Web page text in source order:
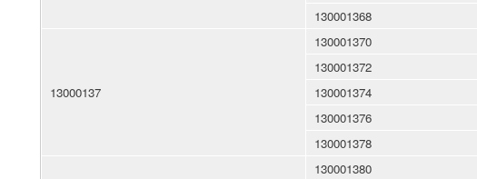
130001368
13000137
130001370
130001372
130001374
130001376
130001378
130001380